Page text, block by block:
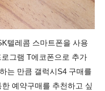
텔레콤 스마트폰을 사용
그램 T에코폰으로 추가
는 만큼 갤럭시S4 구매를
예약구매를 추천하고 싶